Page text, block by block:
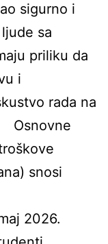
sigurno i
sa
priliku da
i
rada na
Osnovne
snosi
2026.